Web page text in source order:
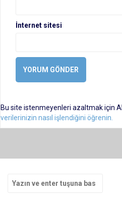
İnternet sitesi
Bu site istenmeyenleri azaltmak için
verilerinizin nasıl işlendiğini öğrenin.
yap: